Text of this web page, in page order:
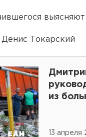
Токарский
из
13 апреля